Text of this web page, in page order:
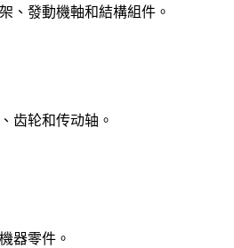
、發動機軸和結構組件。
齿轮和传动轴。
器零件。